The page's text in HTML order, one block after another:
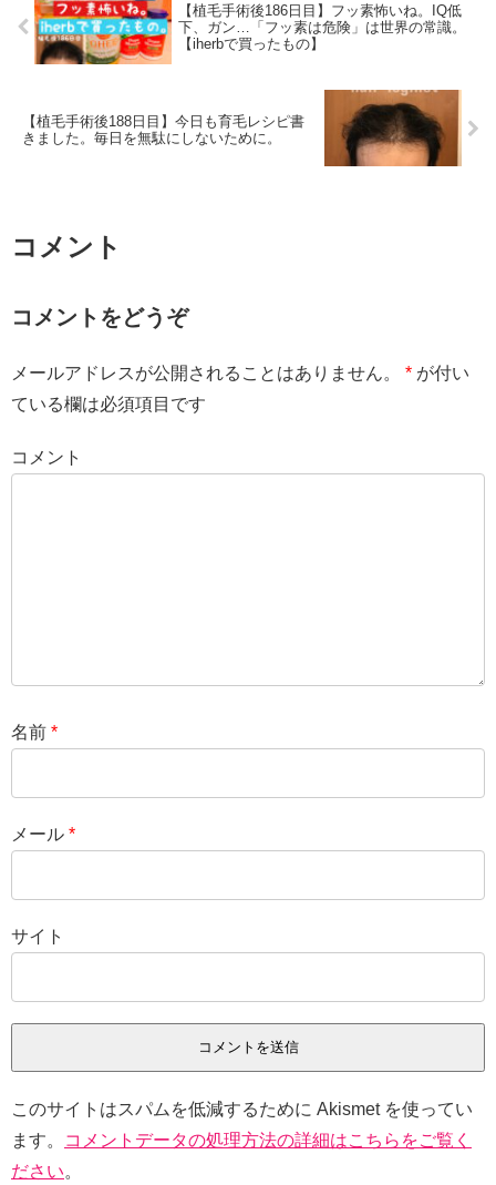
【植毛手術後186日目】フッ素怖いね。IQ低
下、ガン…「フッ素は危険」は世界の常識。
【iherbで買ったもの】
【植毛手術後188日目】今日も育毛レシピ書
きました。毎日を無駄にしないために。
コメント
コメントをどうぞ
メールアドレスが公開されることはありません。 * が付い
ている欄は必須項目です
コメント
名前 *
メール *
サイト
このサイトはスパムを低減するために Akismet を使ってい
ます。
コメントデータの処理方法の詳細はこちらをご覧く
ださい。